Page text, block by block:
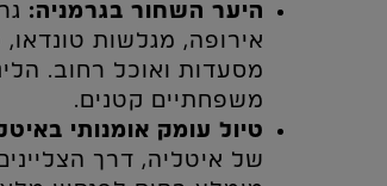
היער השחור בגרמניה:
אירופה, מגלשות טונדאו,
מסעדות ואוכל רחוב.
משפחתיים קטנים.
טיול עומק אומנותי
של איטליה, דרך